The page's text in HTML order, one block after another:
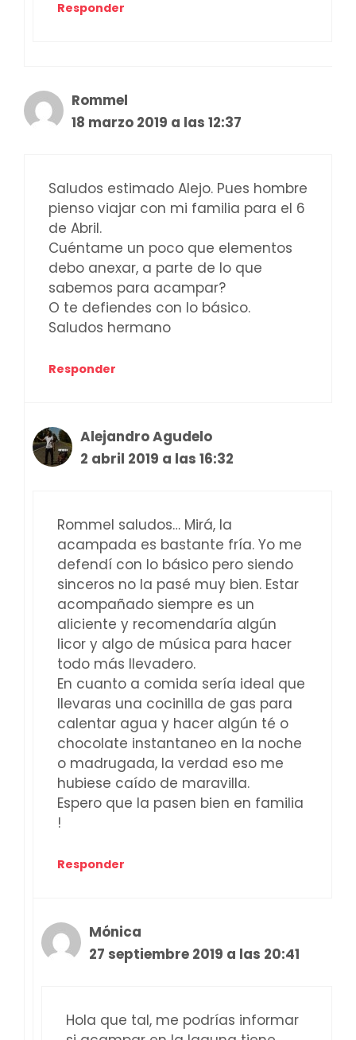
Responder
Rommel
18 marzo 2019 a las 12:37
Saludos estimado Alejo. Pues hombre
pienso viajar con mi familia para el 6
de Abril.
Cuéntame un poco que elementos
debo anexar, a parte de lo que
sabemos para acampar?
O te defiendes con lo básico.
Saludos hermano
Responder
Alejandro Agudelo
2 abril 2019 a las 16:32
Rommel saludos… Mirá, la
acampada es bastante fría. Yo me
defendí con lo básico pero siendo
sinceros no la pasé muy bien. Estar
acompañado siempre es un
aliciente y recomendaría algún
licor y algo de música para hacer
todo más llevadero.
En cuanto a comida sería ideal que
llevaras una cocinilla de gas para
calentar agua y hacer algún té o
chocolate instantaneo en la noche
o madrugada, la verdad eso me
hubiese caído de maravilla.
Espero que la pasen bien en familia
!
Responder
Mónica
27 septiembre 2019 a las 20:41
Hola que tal, me podrías informar